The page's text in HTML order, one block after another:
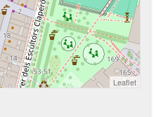
Leaflet